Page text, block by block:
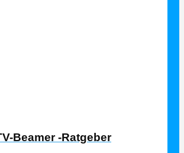
Beamer -Ratgeber